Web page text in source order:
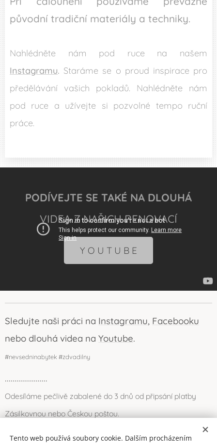
původní tradiční materiály a techniky.
Nahlédněte nám pod ruce na našem
Instagramu. Staráme se o proud inspirace pro
předělávání vašich pokladů. Nahlédněte nám
pod ruce a užívejte si pozvolné tempo ruční
práce.
PODÍVEJTE SE TAKÉ NA DLOUHÁ
VIDEA Z NAŠICH RENOVACÍ
Y O U T U B E
Sledujte naši práci na Instagramu, Facebooku
nebo dlouhá videa na Youtube.
#nevsedninabytek #zdvadilny
......................
Odesíláme pečlivě zabalené do 3 dnů od připsání platby
Zásilkovnou nebo Českou poštou.
Můžete se také zastavit osobně (Louny) nebo po domluvě
Tento web používá soubory cookie. Dalším procházením